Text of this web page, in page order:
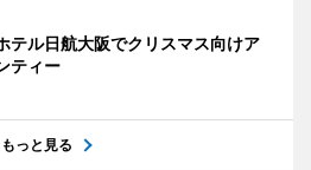
テル日航大阪でクリスマス向けア
ティー
もっと見る